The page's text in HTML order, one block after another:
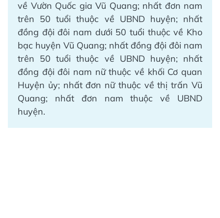
về Vườn Quốc gia Vũ Quang; nhất đơn nam
trên 50 tuổi thuộc về UBND huyện; nhất
đồng đội đôi nam dưới 50 tuổi thuộc về Kho
bạc huyện Vũ Quang; nhất đồng đội đôi nam
trên 50 tuổi thuộc về UBND huyện; nhất
đồng đội đôi nam nữ thuộc về khối Cơ quan
Huyện ủy; nhất đơn nữ thuộc về thị trấn Vũ
Quang; nhất đơn nam thuộc về UBND
huyện.